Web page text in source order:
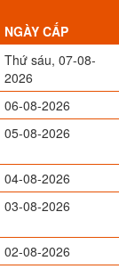
NGÀY CẤP
Thứ sáu, 07-08-
2026
06-08-2026
05-08-2026
04-08-2026
03-08-2026
02-08-2026